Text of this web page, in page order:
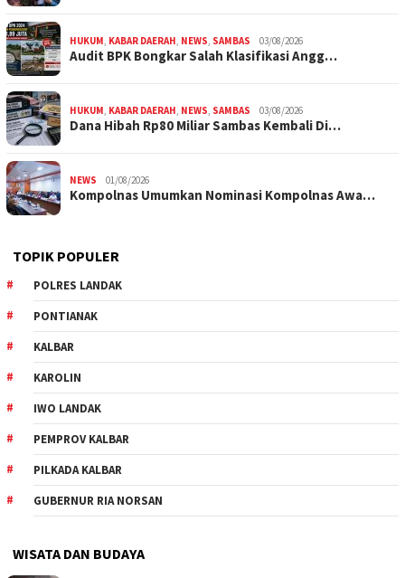
HUKUM, KABAR DAERAH, NEWS, SAMBAS 03/08/2026
Audit BPK Bongkar Salah Klasifikasi Angg…
HUKUM, KABAR DAERAH, NEWS, SAMBAS 03/08/2026
Dana Hibah Rp80 Miliar Sambas Kembali Di…
NEWS 01/08/2026
Kompolnas Umumkan Nominasi Kompolnas Awa…
TOPIK POPULER
POLRES LANDAK
PONTIANAK
KALBAR
KAROLIN
IWO LANDAK
PEMPROV KALBAR
PILKADA KALBAR
GUBERNUR RIA NORSAN
WISATA DAN BUDAYA